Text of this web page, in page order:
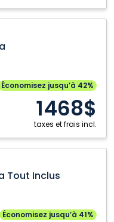
Économisez jusqu’à 42%
1468$
taxes et frais incl.
Tout Inclus
Économisez jusqu’à 41%